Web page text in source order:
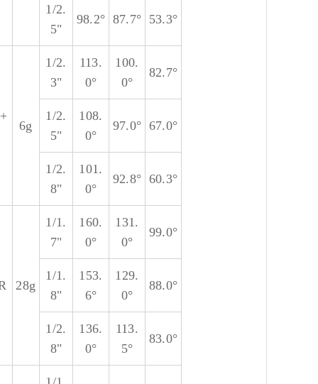
1/2.
5"
98.2° 87.7° 53.3°
6g
1/2.
3"
113.
0°
100.
0°
82.7°
1/2.
5"
108.
0°
97.0° 67.0°
1/2.
8"
101.
0°
92.8° 60.3°
28g
1/1.
7"
160.
0°
131.
0°
99.0°
1/1.
8"
153.
6°
129.
0°
88.0°
1/2.
8"
136.
0°
113.
5°
83.0°